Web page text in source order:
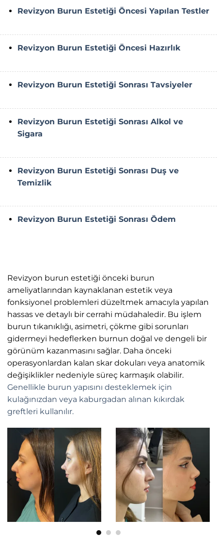
Revizyon Burun Estetiği Öncesi Yapılan Testler
Revizyon Burun Estetiği Öncesi Hazırlık
Revizyon Burun Estetiği Sonrası Tavsiyeler
Revizyon Burun Estetiği Sonrası Alkol ve
Sigara
Revizyon Burun Estetiği Sonrası Duş ve
Temizlik
Revizyon Burun Estetiği Sonrası Ödem
Revizyon burun estetiği önceki burun
ameliyatlarından kaynaklanan estetik veya
fonksiyonel problemleri düzeltmek amacıyla yapılan
hassas ve detaylı bir cerrahi müdahaledir. Bu işlem
burun tıkanıklığı, asimetri, çökme gibi sorunları
gidermeyi hedeflerken burnun doğal ve dengeli bir
görünüm kazanmasını sağlar. Daha önceki
operasyonlardan kalan skar dokuları veya anatomik
değişiklikler nedeniyle süreç karmaşık olabilir.
Genellikle burun yapısını desteklemek için
kulağınızdan veya kaburgadan alınan kıkırdak
greftleri kullanılır.